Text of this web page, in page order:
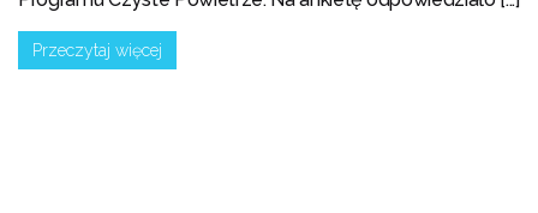
Przeczytaj więcej